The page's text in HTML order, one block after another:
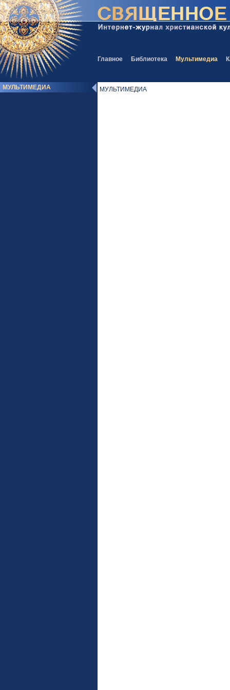
Главное Библиотека Мультимедиа
МУЛЬТИМЕДИА МУЛЬТИМЕДИА